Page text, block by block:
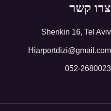
צרו קשר
Shenkin 16, Tel Aviv
Hiarportdizi@gmail.com
052-2680023